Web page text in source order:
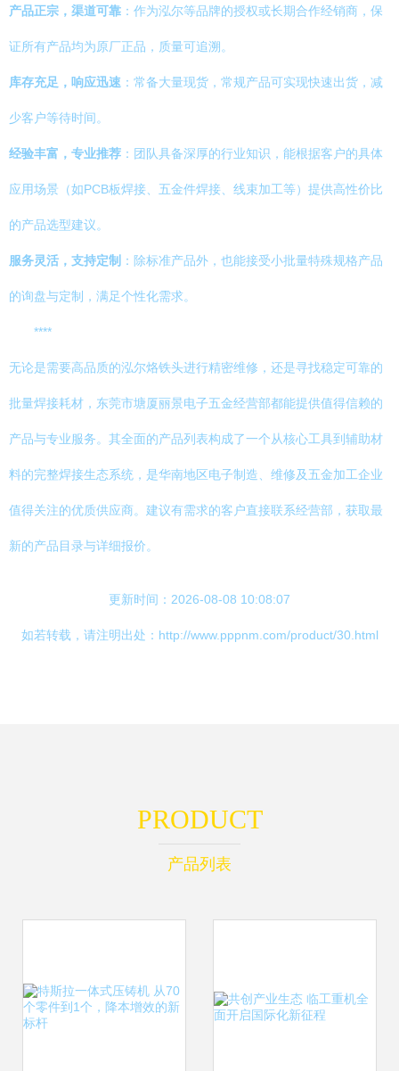
产品正宗，渠道可靠 ：作为泓尔等品牌的授权或长期合作经销商，保
证所有产品均为原厂正品，质量可追溯。
库存充足，响应迅速 ：常备大量现货，常规产品可实现快速出货，减
少客户等待时间。
经验丰富，专业推荐 ：团队具备深厚的行业知识，能根据客户的具体
应用场景（如PCB板焊接、五金件焊接、线束加工等）提供高性价比
的产品选型建议。
服务灵活，支持定制 ：除标准产品外，也能接受小批量特殊规格产品
的询盘与定制，满足个性化需求。
****
无论是需要高品质的泓尔烙铁头进行精密维修，还是寻找稳定可靠的
批量焊接耗材，东莞市塘厦丽景电子五金经营部都能提供值得信赖的
产品与专业服务。其全面的产品列表构成了一个从核心工具到辅助材
料的完整焊接生态系统，是华南地区电子制造、维修及五金加工企业
值得关注的优质供应商。建议有需求的客户直接联系经营部，获取最
新的产品目录与详细报价。
更新时间：2026-08-08 10:08:07
如若转载，请注明出处：http://www.pppnm.com/product/30.html
PRODUCT
产品列表